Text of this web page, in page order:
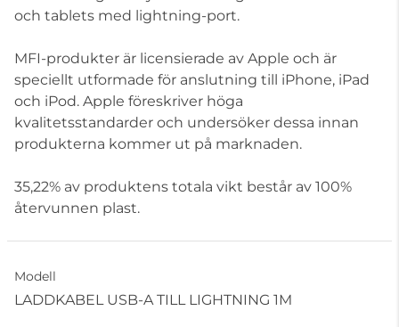
och tablets med lightning-port.
MFI-produkter är licensierade av Apple och är
speciellt utformade för anslutning till iPhone, iPad
och iPod. Apple föreskriver höga
kvalitetsstandarder och undersöker dessa innan
produkterna kommer ut på marknaden.
35,22% av produktens totala vikt består av 100%
återvunnen plast.
Modell
LADDKABEL USB-A TILL LIGHTNING 1M